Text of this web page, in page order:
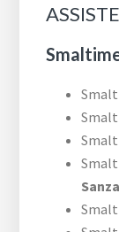
Sanza